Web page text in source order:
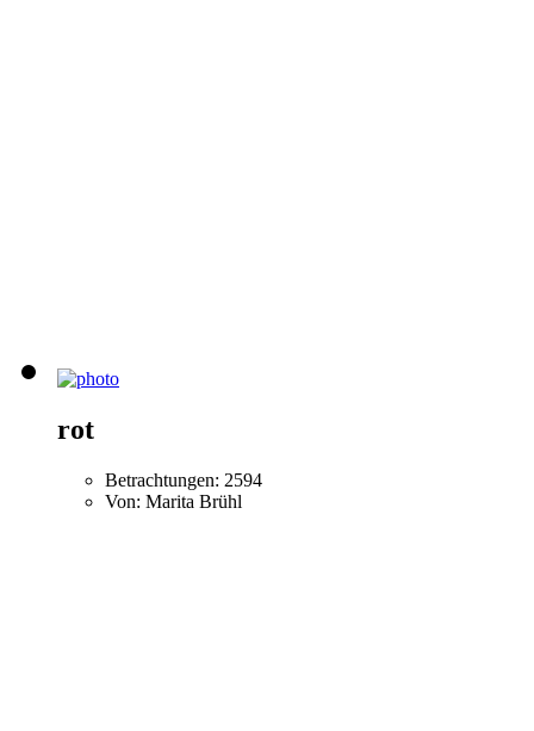
rot
Betrachtungen: 2594
Von: Marita Brühl